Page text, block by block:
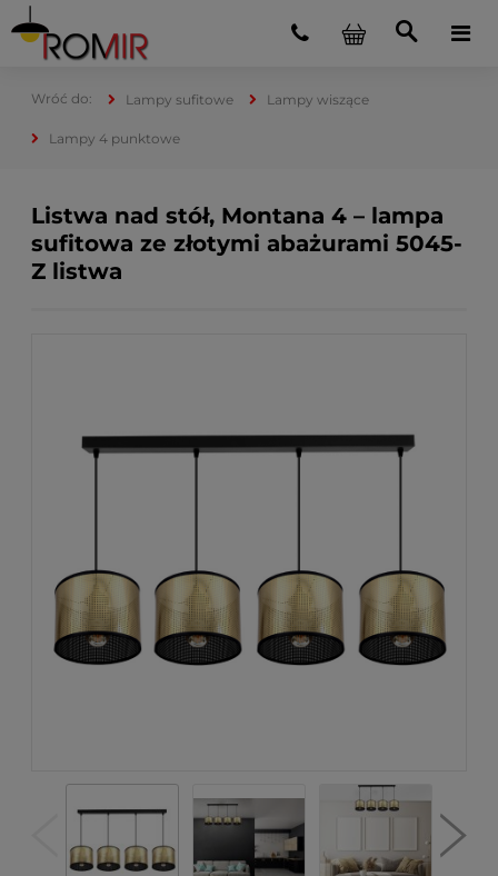
Lampy sufitowe Lampy wiszące
Lampy 4 punktowe
Listwa nad stół, Montana 4 – lampa
sufitowa ze złotymi abażurami 5045-
Z listwa